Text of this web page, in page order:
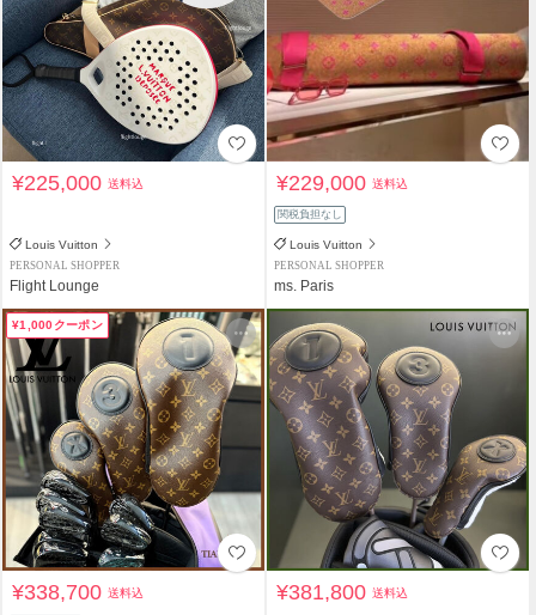
¥225,000送料込
Louis Vuitton
PERSONAL SHOPPER
Flight Lounge
¥229,000送料込
関税負担なし
Louis Vuitton
PERSONAL SHOPPER
ms. Paris
¥1,000クーポン
¥338,700送料込 ¥381,800送料込